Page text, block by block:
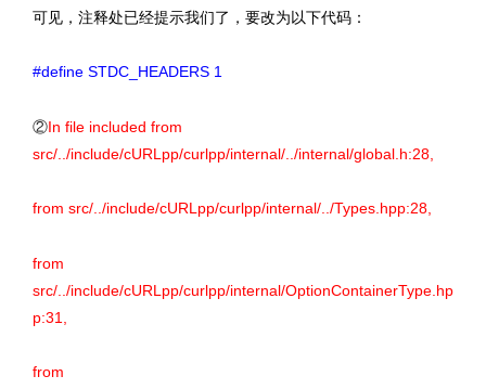
可见，注释处已经提示我们了，要改为以下代码：
#define STDC_HEADERS 1
②In file included from
src/../include/cURLpp/curlpp/internal/../internal/global.h:28,
from src/../include/cURLpp/curlpp/internal/../Types.hpp:28,
from
src/../include/cURLpp/curlpp/internal/OptionContainerType.hp
p:31,
from